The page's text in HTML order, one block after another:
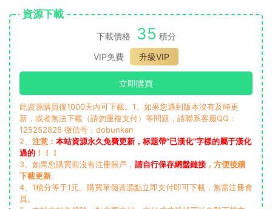
資源下載
下載價格 35 積分
VIP免費
升級VIP
立即購買
此資源購買後1000天内可下載。1、如果您遇到版本沒有及時更
新，或者無法下載（請勿重複支付）等問題，請聯系客服QQ：
125252828 微信号：dobunkan
2、 注意： 本站資源永久免費更新，标題帶“已漢化”字樣的屬于漢化
過的 ！！！
3、如果您購買前沒有注冊賬戶， 請自行保存網盤鏈接 ，方便後續
下載更新。
4、1積分等于1元。購買單個資源點立即支付即可下載，無需注冊會
員。